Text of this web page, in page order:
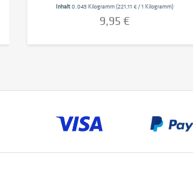
Inhalt0.045 Kilogramm(221,11 € / 1 Kilogramm)
9,95 €